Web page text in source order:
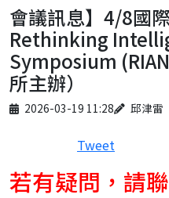
會議訊息】4/8國
Rethinking
Symposium
所主辦）
Published on
2026-03-19 11:28
Author 邱津雷
Tweet
若有疑問，請